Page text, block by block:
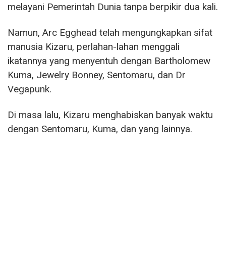
melayani Pemerintah Dunia tanpa berpikir dua kali.
Namun, Arc Egghead telah mengungkapkan sifat
manusia Kizaru, perlahan-lahan menggali
ikatannya yang menyentuh dengan Bartholomew
Kuma, Jewelry Bonney, Sentomaru, dan Dr
Vegapunk.
Di masa lalu, Kizaru menghabiskan banyak waktu
dengan Sentomaru, Kuma, dan yang lainnya.